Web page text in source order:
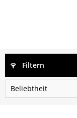
Filtern